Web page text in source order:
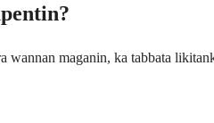
maganin, ka tabbata